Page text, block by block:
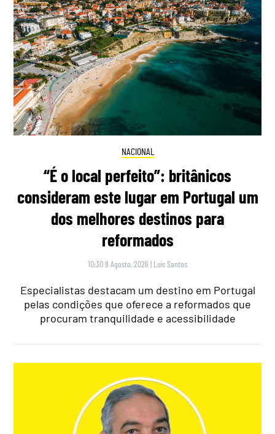
NACIONAL
“É o local perfeito”: britânicos
consideram este lugar em Portugal um
dos melhores destinos para
reformados
10:30 8 Agosto, 2026 | Luís Santos
Especialistas destacam um destino em Portugal
pelas condições que oferece a reformados que
procuram tranquilidade e acessibilidade